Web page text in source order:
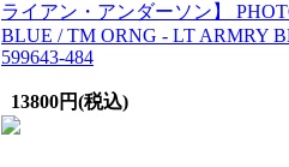
ライアン・アンダーソン】
BLUE / TM ORNG - LT ARMRY
599643-484
13800円(税込)